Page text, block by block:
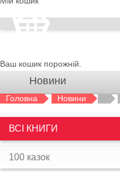
Ваш кошик порожній.
Новини
Головна Новини
ВСІ КНИГИ
100 казок